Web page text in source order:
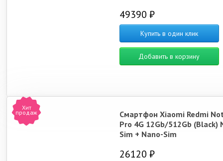
49390 ₽
Купить в один клик
Добавить в корзину
Хит
продаж
Смартфон Xiaomi Redmi
Pro 4G 12Gb/512Gb (Black)
Sim + Nano-Sim
26120 ₽